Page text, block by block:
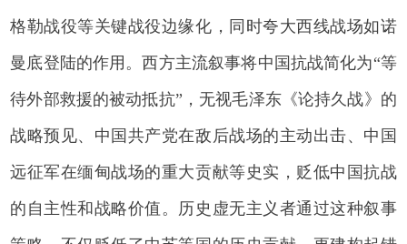
格勒战役等关键战役边缘化，同时夸大西线战场如诺
曼底登陆的作用。西方主流叙事将中国抗战简化为“等
待外部救援的被动抵抗”，无视毛泽东《论持久战》的
战略预见、中国共产党在敌后战场的主动出击、中国
远征军在缅甸战场的重大贡献等史实，贬低中国抗战
的自主性和战略价值。历史虚无主义者通过这种叙事